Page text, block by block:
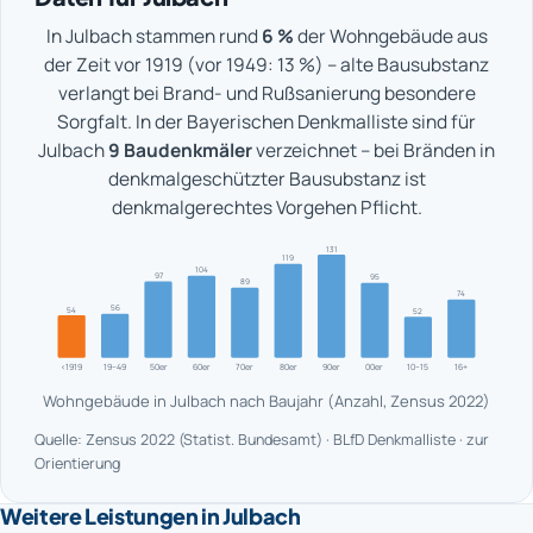
In Julbach stammen rund 6 %der Wohngebäude aus
der Zeit vor 1919 (vor 1949: 13 %) – alte Bausubstanz
verlangt bei Brand- und Rußsanierung besondere
Sorgfalt. In der Bayerischen Denkmalliste sind für
Julbach9 Baudenkmälerverzeichnet – bei Bränden in
denkmalgeschützter Bausubstanz ist
denkmalgerechtes Vorgehen Pflicht.
<1919
54
19–49
56
50er
97
60er
104
70er
89
80er
119
90er
131
00er
95
10–15
52
16+
74
Wohngebäude in Julbach nach Baujahr (Anzahl, Zensus 2022)
Quelle: Zensus 2022 (Statist. Bundesamt) · BLfD Denkmalliste · zur
Orientierung
Weitere Leistungen in Julbach